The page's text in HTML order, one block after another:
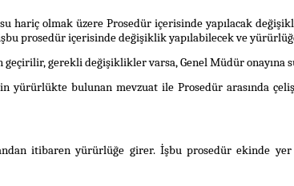
hariç olmak üzere Prosedür içerisinde yapılacak
prosedür içerisinde değişiklik yapılabilecek ve
gerekli değişiklikler varsa, Genel Müdür onayına
yürürlükte bulunan mevzuat ile Prosedür arasında
itibaren yürürlüğe girer. İşbu prosedür ekinde